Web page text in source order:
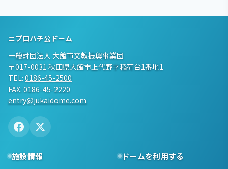
ニプロハチ公ドーム
一般財団法人 大館市文教振興事業団
〒017-0031 秋田県大館市上代野字稲荷台1番地1
TEL: 0186-45-2500
FAX: 0186-45-2220
entry@jukaidome.com
施設情報 ドームを利用する